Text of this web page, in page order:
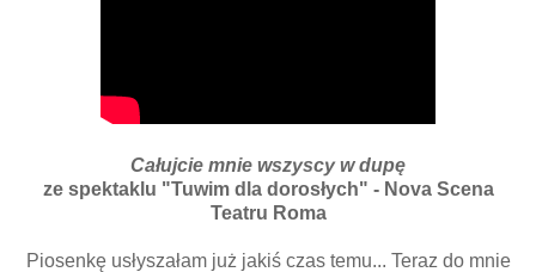
Całujcie mnie wszyscy w dupę
ze spektaklu "Tuwim dla dorosłych" - Nova Scena
Teatru Roma
Piosenkę usłyszałam już jakiś czas temu... Teraz do mnie